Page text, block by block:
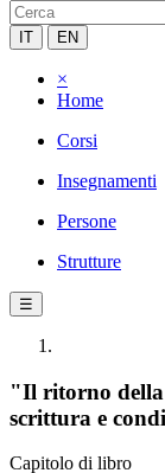
IT EN
×
Home
Corsi
Insegnamenti
Persone
Strutture
☰
"Il ritorno della
scrittura e
Capitolo di libro